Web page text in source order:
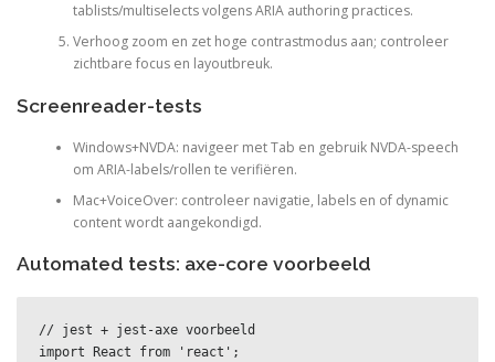
tablists/multiselects volgens ARIA authoring practices.
Verhoog zoom en zet hoge contrastmodus aan; controleer
zichtbare focus en layoutbreuk.
Screenreader-tests
Windows+NVDA: navigeer met Tab en gebruik NVDA-speech
om ARIA-labels/rollen te verifiëren.
Mac+VoiceOver: controleer navigatie, labels en of dynamic
content wordt aangekondigd.
Automated tests: axe-core voorbeeld
// jest + jest-axe voorbeeld
import React from 'react';